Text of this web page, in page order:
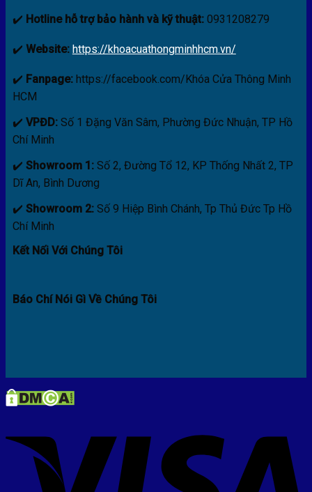
✔️ Hotline hỗ trợ bảo hành và kỹ thuật:0931208279
✔️ Website: https://khoacuathongminhhcm.vn/
✔️ Fanpage:https://facebook.com/Khóa Cửa Thông Minh
HCM
✔️ VPĐD: Số 1 Đặng Văn Sâm, Phường Đức Nhuận, TP Hồ
Chí Minh
✔️ Showroom 1:Số 2, Đường Tổ 12, KP Thống Nhất 2, TP
Dĩ An, Bình Dương
✔️ Showroom 2:Số 9 Hiệp Bình Chánh, Tp Thủ Đức Tp Hồ
Chí Minh
Kết Nối Với Chúng Tôi
Báo Chí Nói Gì Về Chúng Tôi